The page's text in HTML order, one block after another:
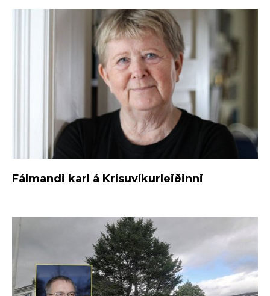
Fálmandi karl á Krísuvíkurleiðinni